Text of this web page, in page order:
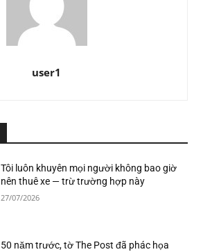
user1
Tôi luôn khuyên mọi người không bao giờ
nên thuê xe — trừ trường hợp này
27/07/2026
50 năm trước, tờ The Post đã phác họa